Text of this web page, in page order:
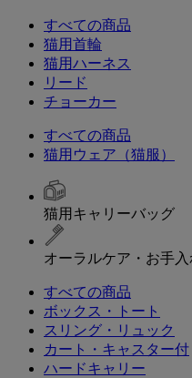
すべての商品
猫用首輪
猫用ハーネス
リード
チョーカー
すべての商品
猫用ウェア（猫服）
猫用キャリーバッグ
オーラルケア・お手
すべての商品
ボックス・トート
スリング・リュック
カート・キャスター付
ハードキャリー